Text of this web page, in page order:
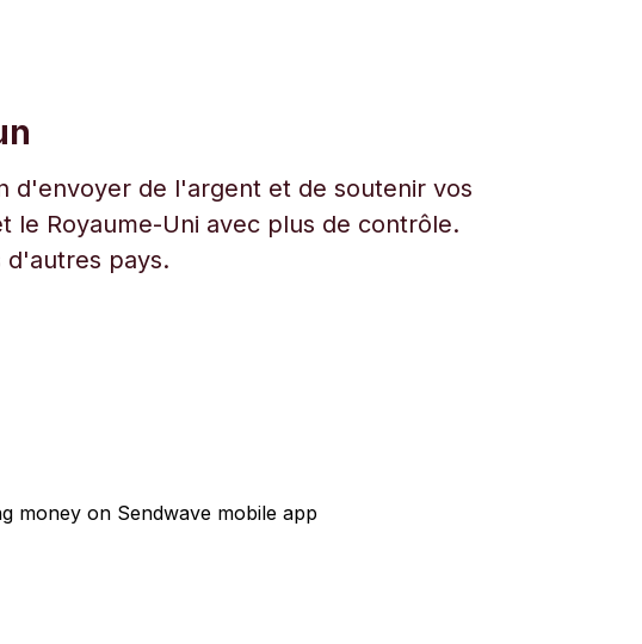
d'envoyer de l'argent et de soutenir vos
le Royaume-Uni avec plus de contrôle.
d'autres pays.